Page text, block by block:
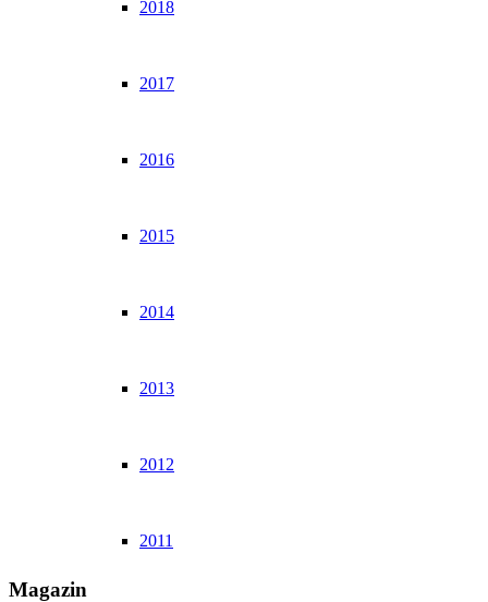
2018
2017
2016
2015
2014
2013
2012
2011
Magazin